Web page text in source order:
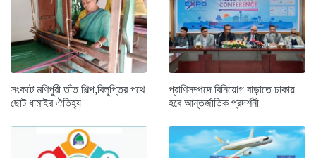
সংকটে মণিপুরী তাঁত শিল্প,বিলুপ্তির পথে
ছোট ধামাইর ঐতিহ্য
প্রাণিসম্পদে বিনিয়োগ বাড়াতে ঢাকায়
হবে আন্তর্জাতিক প্রদর্শনী